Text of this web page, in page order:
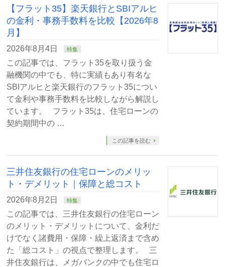
【フラット35】楽天銀行とSBIアルヒ
の金利・事務手数料を比較【2026年8
月】
2026年8月4日 特集
この記事では、フラット35を取り扱う金
融機関の中でも、特に実績もあり有名な
SBIアルヒと楽天銀行のフラット35につい
て金利や事務手数料を比較しながら解説し
ています。 フラット35は、住宅ローンの
契約期間中の …
この記事を読む
三井住友銀行の住宅ローンのメリッ
ト・デメリット｜保障と総コスト
2026年8月2日 特集
この記事では、三井住友銀行の住宅ローン
のメリット・デメリットについて、金利だ
けでなく諸費用・保障・繰上返済まで含め
た「総コスト」の視点で整理します。 三
井住友銀行は、メガバンクの中でも住宅ロ